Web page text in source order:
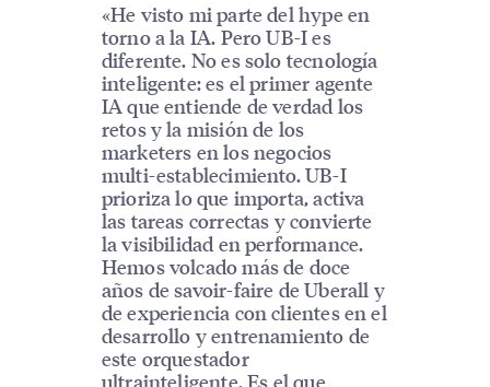
«He visto mi parte del hype en
torno a la IA. Pero UB-I es
diferente. No es solo tecnología
inteligente: es el primer agente
IA que entiende de verdad los
retos y la misión de los
marketers en los negocios
multi-establecimiento. UB-I
prioriza lo que importa, activa
las tareas correctas y convierte
la visibilidad en performance.
Hemos volcado más de doce
años de savoir-faire de Uberall y
de experiencia con clientes en el
desarrollo y entrenamiento de
este orquestador
ultrainteligente. Es el que